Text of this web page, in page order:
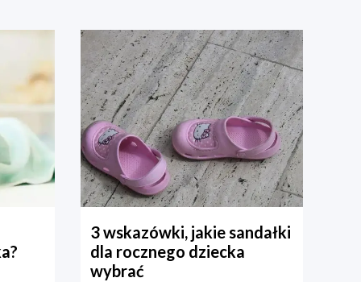
3 wskazówki, jakie sandałki
dla rocznego dziecka
wybrać